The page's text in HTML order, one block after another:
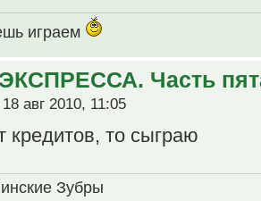
играем
Часть
авг 2010, 11:05
кредитов, то сыграю
Зубры